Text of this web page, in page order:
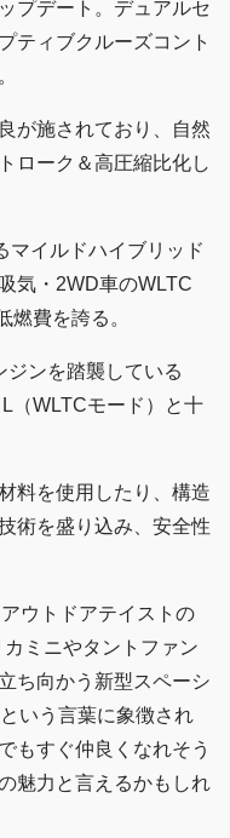
プデート。デュアルセ
ティブクルーズコント
が施されており、自然
ローク＆高圧縮比化し
マイルドハイブリッド
気・2WD車のWLTC
燃費を誇る。
ジンを踏襲している
（WLTCモード）と十
料を使用したり、構造
術を盛り込み、安全性
ウトドアテイストの
カミニやタントファン
ち向かう新型スペーシ
いう言葉に象徴され
もすぐ仲良くなれそう
魅力と言えるかもしれ